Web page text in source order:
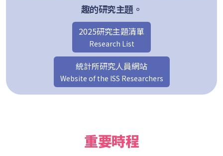
趣的研究主題。
2025研究主題清單
Research List
統計所研究人員網站
Website of the ISS Researchers
重要時程